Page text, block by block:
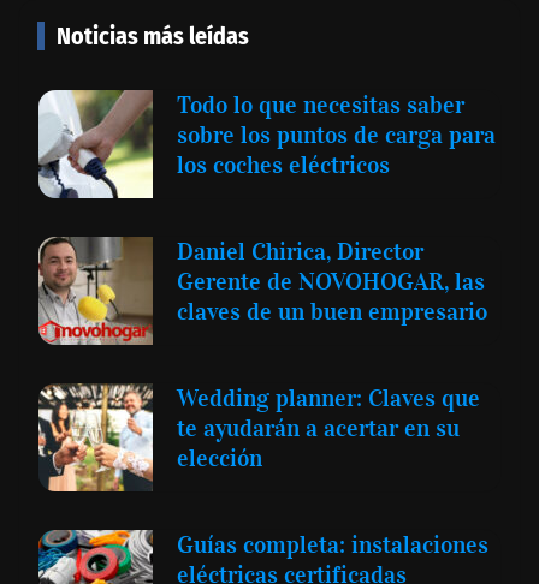
Noticias más leídas
Todo lo que necesitas saber
sobre los puntos de carga para
los coches eléctricos
Daniel Chirica, Director
Gerente de NOVOHOGAR, las
claves de un buen empresario
Wedding planner: Claves que
te ayudarán a acertar en su
elección
Guías completa: instalaciones
eléctricas certificadas